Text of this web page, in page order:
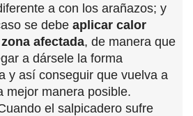
a con los arañazos; y
se debe aplicar calor
afectada, de manera que
a dársele la forma
y así conseguir que vuelva a
mejor manera posible.
el salpicadero sufre